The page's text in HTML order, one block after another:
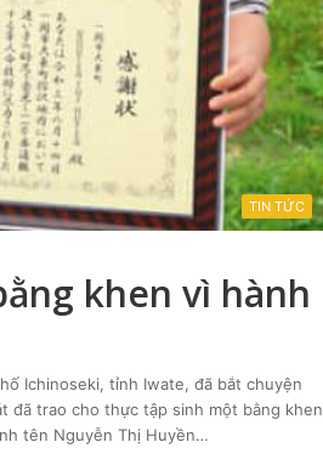
TIN TỨC
khen vì hành
Ichinoseki, tỉnh Iwate, đã bắt chuyện
đã trao cho thực tập sinh một bằng khen
tên Nguyễn Thị Huyền…